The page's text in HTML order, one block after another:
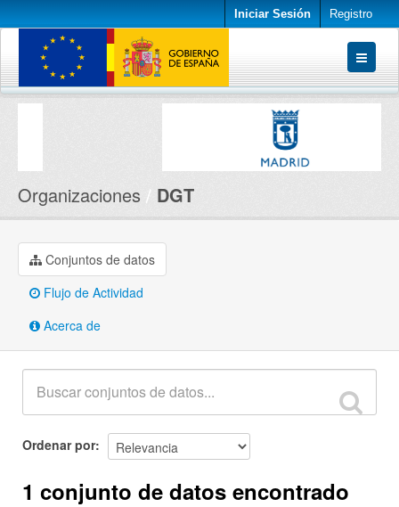
Iniciar Sesión Registro
Conjuntos de datos
Organizaciones DGT
Conjuntos de datos
Flujo de Actividad
Acerca de
Ordenar por
1 conjunto de datos encontrado